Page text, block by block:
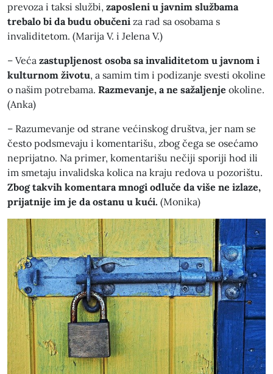
prevoza i taksi službi, zaposleni u javnim službama
trebalo bi da budu obučeni za rad sa osobama s
invaliditetom. (Marija V. i Jelena V.)
– Veća zastupljenost osoba sa invaliditetom u javnom i
kulturnom životu, a samim tim i podizanje svesti okoline
o našim potrebama. Razmevanje, a ne sažaljenje okoline.
(Anka)
– Razumevanje od strane većinskog društva, jer nam se
često podsmevaju i komentarišu, zbog čega se osećamo
neprijatno. Na primer, komentarišu nečiji sporiji hod ili
im smetaju invalidska kolica na kraju redova u pozorištu.
Zbog takvih komentara mnogi odluče da više ne izlaze,
prijatnije im je da ostanu u kući. (Monika)